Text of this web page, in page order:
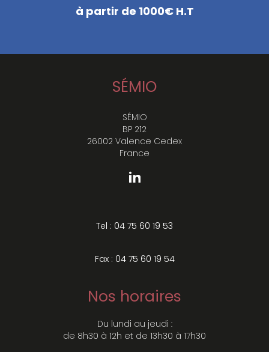
à partir de 1000€ H.T
SÉMIO
SÉMIO
BP 212
26002 Valence Cedex
France
Tel : 04 75 60 19 53
Fax : 04 75 60 19 54
Nos horaires
Du lundi au jeudi :
de 8h30 à 12h et de 13h30 à 17h30